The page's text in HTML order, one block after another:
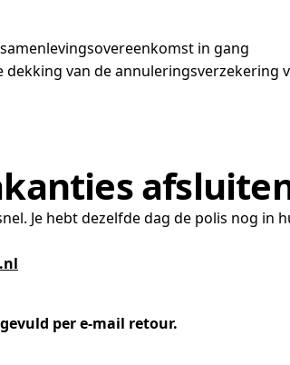
in gang
van de annuleringsverzekering
Je hebt dezelfde dag de polis nog in
per e-mail retour.